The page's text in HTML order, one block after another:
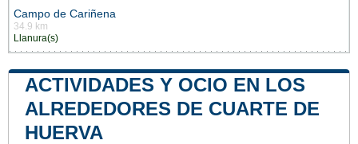
Campo de Cariñena
34.9 km
Llanura(s)
ACTIVIDADES Y OCIO EN LOS
ALREDEDORES DE CUARTE DE
HUERVA